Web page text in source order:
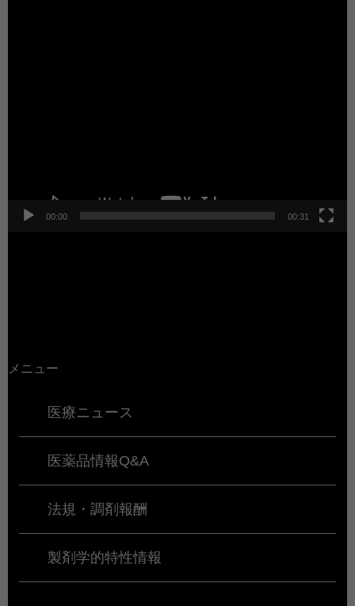
00:00 00:31
メニュー
医療ニュース
医薬品情報Q&A
法規・調剤報酬
製剤学的特性情報